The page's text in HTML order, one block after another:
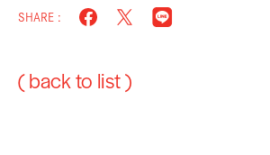
SHARE :
( back to list )